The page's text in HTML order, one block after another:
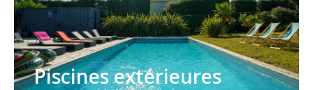
Piscines extérieures